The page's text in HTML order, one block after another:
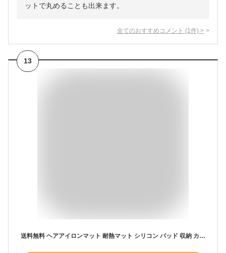
ットで丸めることも出来ます。
全てのおすすめコメント (1 件) >
13
送料無料 ヘアアイロンマット 耐熱マット シリコン パッド 収納 カバー 滑り止め 丸める 包む 一時置き 焦げ防止 美容雑貨 折りたたみ 持ち運び トラベル